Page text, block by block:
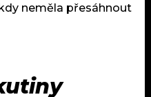
neměla přesáhnout